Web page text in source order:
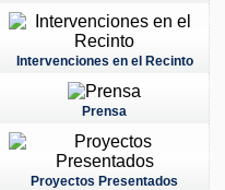
Intervenciones en el Recinto
Prensa
Proyectos Presentados